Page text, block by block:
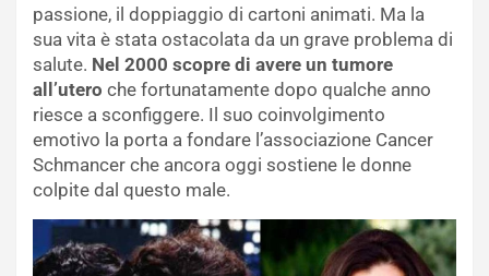
passione, il doppiaggio di cartoni animati. Ma la
sua vita è stata ostacolata da un grave problema di
salute. Nel 2000 scopre di avere un tumore
all’utero che fortunatamente dopo qualche anno
riesce a sconfiggere. Il suo coinvolgimento
emotivo la porta a fondare l’associazione Cancer
Schmancer che ancora oggi sostiene le donne
colpite dal questo male.